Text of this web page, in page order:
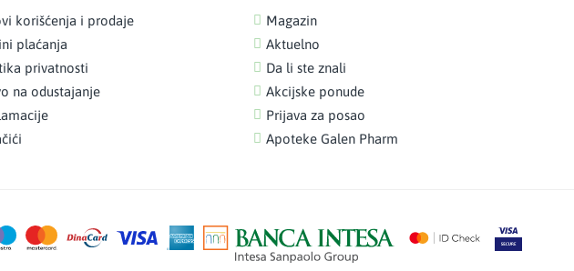
korišćenja i prodaje
plaćanja
privatnosti
na odustajanje
Magazin
Aktuelno
Da li ste znali
Akcijske ponude
Prijava za posao
Apoteke Galen Pharm